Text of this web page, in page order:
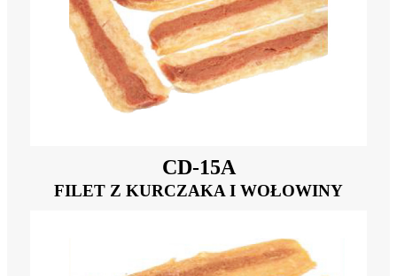
CD-15A
FILET Z KURCZAKA I WOŁOWINY